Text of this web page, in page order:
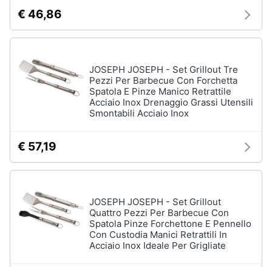
€ 46,86
JOSEPH JOSEPH - Set Grillout Tre
Pezzi Per Barbecue Con Forchetta
Spatola E Pinze Manico Retrattile
Acciaio Inox Drenaggio Grassi Utensili
Smontabili Acciaio Inox
€ 57,19
JOSEPH JOSEPH - Set Grillout
Quattro Pezzi Per Barbecue Con
Spatola Pinze Forchettone E Pennello
Con Custodia Manici Retrattili In
Acciaio Inox Ideale Per Grigliate